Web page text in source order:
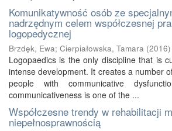
Komunikatywność osób ze
nadrzędnym celem współczesnej
logopedycznej
Brzdęk, Ewa; Cierpiałowska, Tamara (2016)
Logopaedics is the only discipline that is
intense development. It creates a number
people with communicative
communicativeness is one of the ...
Współczesne trendy w rehabilitacji
niepełnosprawnością